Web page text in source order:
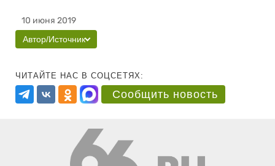
10 июня 2019
Автор/Источник
ЧИТАЙТЕ НАС В СОЦСЕТЯХ:
Сообщить новость